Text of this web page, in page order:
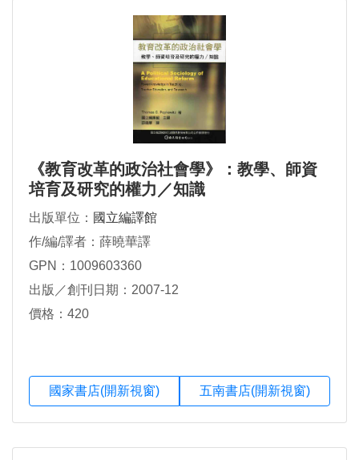
《教育改革的政治社會學》：教學、師資
培育及研究的權力／知識
出版單位： 國立編譯館
作/編/譯者：薛曉華譯
GPN：1009603360
出版／創刊日期：2007-12
價格：420
國家書店(開新視窗) 五南書店(開新視窗)